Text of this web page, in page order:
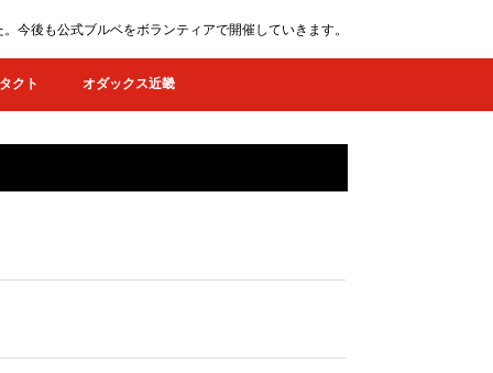
今後も公式ブルベをボランティアで開催していきます。
クト オダックス近畿